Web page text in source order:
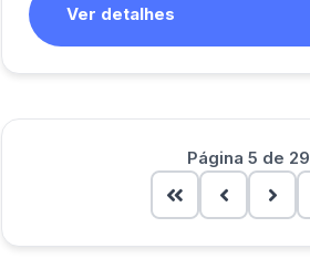
Ver detalhes
Página 5 de 29